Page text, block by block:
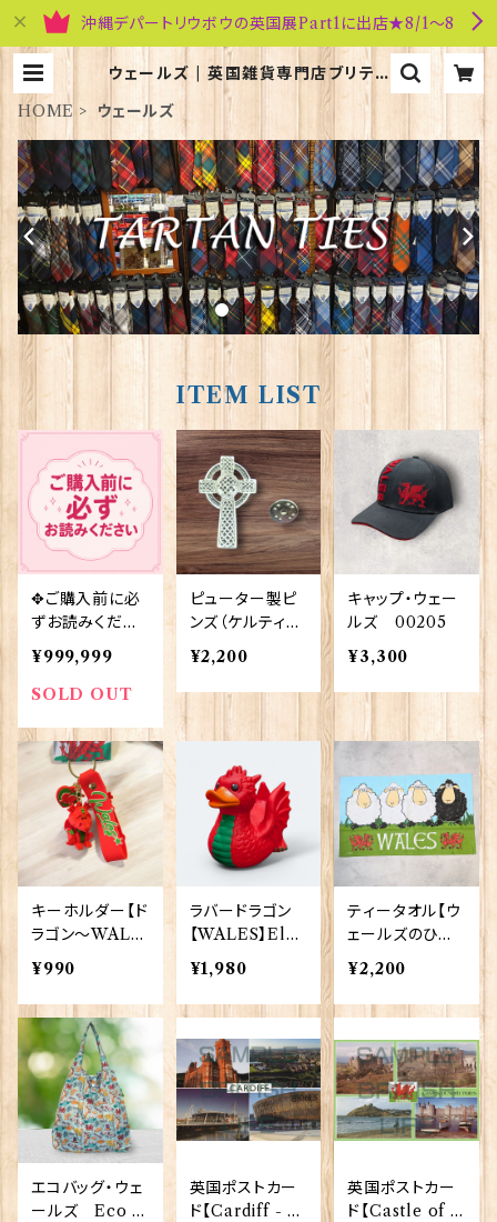
沖縄デパートリウボウの英国展Part1に出店★8/1～8
ウェールズ | 英国雑貨専門店ブリティ
ッシュ・ライフ
HOME
ウェールズ
ITEM LIST
✥ご購入前に必
ずお読みくださ
い✥
¥999,999
SOLD OUT
ピューター製ピ
ンズ（ケルティッ
ククロス）【Cad
ogan】 s-007-
XDHLP0157
¥2,200
キャップ・ウェー
ルズ 00205
¥3,300
キーホルダー【ド
ラゴン〜WALE
S〜】Elgate Pr
oducts 90391
¥990
ラバードラゴン
【WALES】Elga
te Products 9
0385
¥1,980
ティータオル【ウ
ェールズのひつ
じ】Elgate Pro
ducts 50001-
C
¥2,200
エコバッグ・ウェ
ールズ Eco C
英国ポストカー
ド【Cardiff - W
英国ポストカー
ド【Castle of N